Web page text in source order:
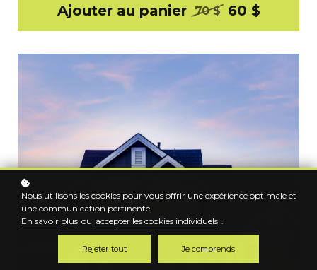
Ajouter au panier 70 $ 60 $
Nous utilisons les cookies pour vous offrir une expérience optimale et
une communication pertinente.
En savoir plus ou accepter les cookies individuels .
Rejeter tout Je comprends